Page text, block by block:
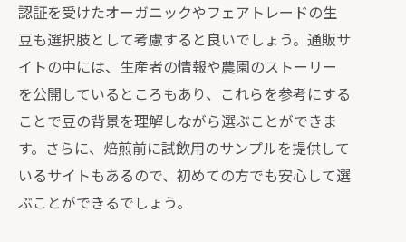
認証を受けたオーガニックやフェアトレードの生
豆も選択肢として考慮すると良いでしょう。通販サ
イトの中には、生産者の情報や農園のストーリー
を公開しているところもあり、これらを参考にする
ことで豆の背景を理解しながら選ぶことができま
す。さらに、焙煎前に試飲用のサンプルを提供して
いるサイトもあるので、初めての方でも安心して選
ぶことができるでしょう。